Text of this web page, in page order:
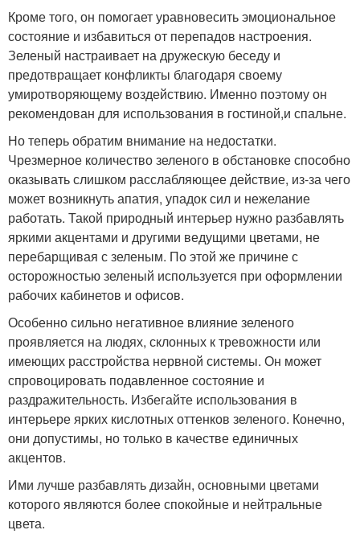
Кроме того, он помогает уравновесить эмоциональное
состояние и избавиться от перепадов настроения.
Зеленый настраивает на дружескую беседу и
предотвращает конфликты благодаря своему
умиротворяющему воздействию. Именно поэтому он
рекомендован для использования в гостиной,и спальне.
Но теперь обратим внимание на недостатки.
Чрезмерное количество зеленого в обстановке способно
оказывать слишком расслабляющее действие, из-за чего
может возникнуть апатия, упадок сил и нежелание
работать. Такой природный интерьер нужно разбавлять
яркими акцентами и другими ведущими цветами, не
перебарщивая с зеленым. По этой же причине с
осторожностью зеленый используется при оформлении
рабочих кабинетов и офисов.
Особенно сильно негативное влияние зеленого
проявляется на людях, склонных к тревожности или
имеющих расстройства нервной системы. Он может
спровоцировать подавленное состояние и
раздражительность. Избегайте использования в
интерьере ярких кислотных оттенков зеленого. Конечно,
они допустимы, но только в качестве единичных
акцентов.
Ими лучше разбавлять дизайн, основными цветами
которого являются более спокойные и нейтральные
цвета.